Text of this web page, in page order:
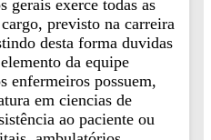
gerais exerce todas as
previsto na carreira
desta forma duvidas
da equipe
enfermeiros possuem,
em ciencias de
ao paciente ou